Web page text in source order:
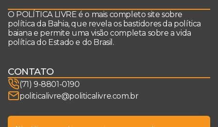
O POLÍTICA LIVRE é o mais completo site sobre
política da Bahia, que revela os bastidores da política
baiana e permite uma visão completa sobre a vida
política do Estado e do Brasil.
CONTATO
(71) 9-8801-0190
politicalivre@politicalivre.com.br